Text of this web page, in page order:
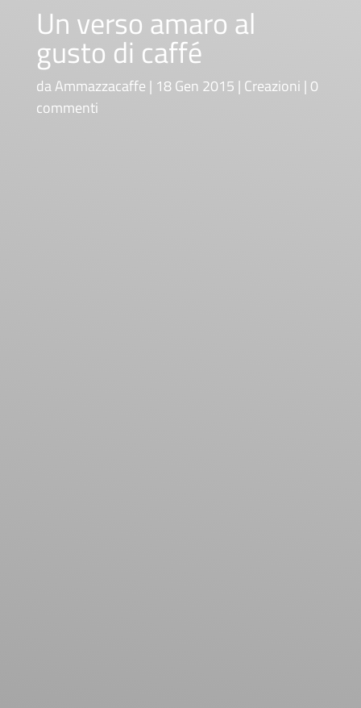
Un verso amaro al
gusto di caffé
daAmmazzacaffe 18 Gen 2015 Creazioni 0
commenti